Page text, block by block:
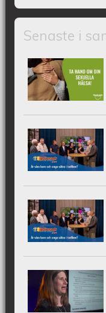
Senaste i
Noaks Ark
barn och
barn och
Frånvaron